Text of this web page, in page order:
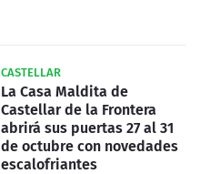
CASTELLAR
La Casa Maldita de
Castellar de la Frontera
abrirá sus puertas 27 al 31
de octubre con novedades
escalofriantes